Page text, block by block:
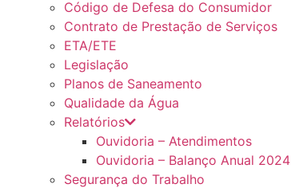
Código de Defesa do Consumidor
Contrato de Prestação de Serviços
ETA/ETE
Legislação
Planos de Saneamento
Qualidade da Água
Relatórios
Ouvidoria – Atendimentos
Ouvidoria – Balanço Anual 2024
Segurança do Trabalho